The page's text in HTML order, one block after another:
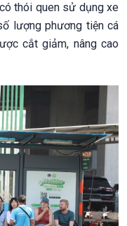
thói quen sử dụng xe
lượng phương tiện cá
cắt giảm, nâng cao